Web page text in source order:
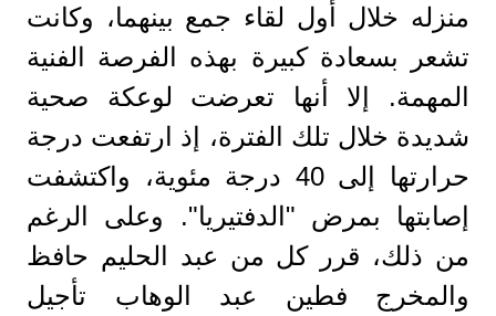
منزله خلال أول لقاء جمع بينهما، وكانت
تشعر بسعادة كبيرة بهذه الفرصة الفنية
المهمة. إلا أنها تعرضت لوعكة صحية
شديدة خلال تلك الفترة، إذ ارتفعت درجة
حرارتها إلى 40 درجة مئوية، واكتشفت
إصابتها بمرض "الدفتيريا". وعلى الرغم
من ذلك، قرر كل من عبد الحليم حافظ
والمخرج فطين عبد الوهاب تأجيل